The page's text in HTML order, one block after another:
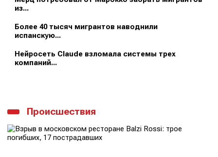
из...
Более 40 тысяч мигрантов наводнили
испанскую...
Нейросеть Claude взломала системы трех
компаний...
Происшествия